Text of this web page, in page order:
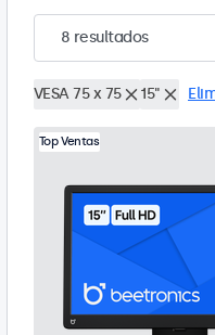
8 resultados
VESA 75 x 75 15"
Top Ventas